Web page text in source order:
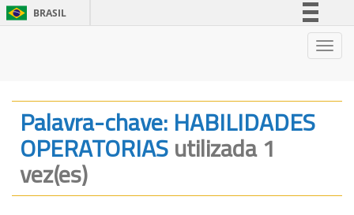
BRASIL
Legislação
Canais
Palavra-chave: HABILIDADES
OPERATORIASutilizada 1
vez(es)